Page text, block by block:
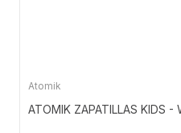
Atomik
ATOMIK ZAPATILLAS KIDS -